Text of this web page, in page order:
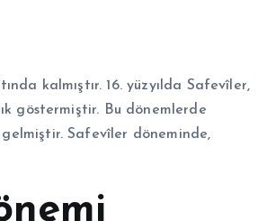
kalmıştır. 16. yüzyılda Safevîler,
göstermiştir. Bu dönemlerde
Safevîler döneminde,